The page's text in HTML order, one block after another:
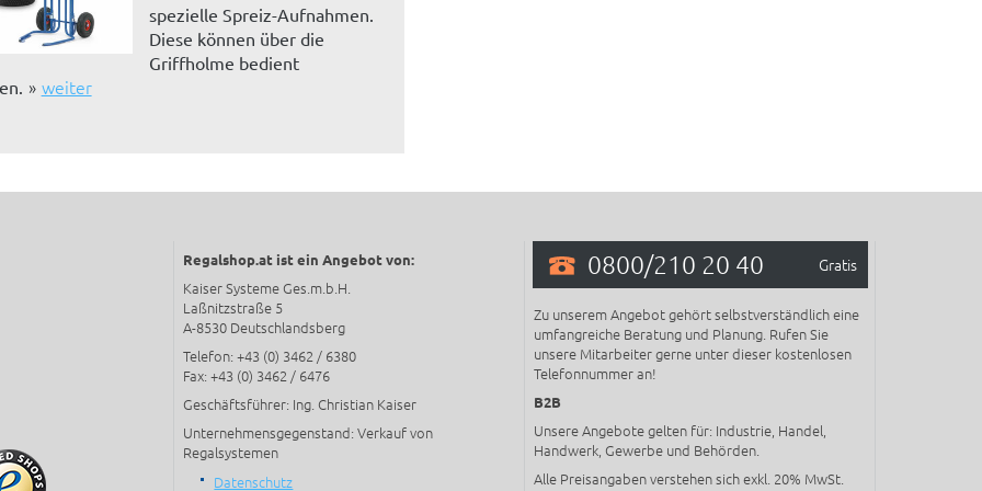
spezielle Spreiz-Aufnahmen.
Diese können über die
Griffholme bedient
weiter
Regalshop.at ist ein Angebot von:
Kaiser Systeme Ges.m.b.H.
Laßnitzstraße 5
A-8530 Deutschlandsberg
Telefon: +43 (0) 3462 / 6380
Fax: +43 (0) 3462 / 6476
Geschäftsführer: Ing. Christian Kaiser
Unternehmensgegenstand: Verkauf von
Regalsystemen
Datenschutz
0800/210 20 40 Gratis
Zu unserem Angebot gehört selbstverständlich eine
umfangreiche Beratung und Planung. Rufen Sie
unsere Mitarbeiter gerne unter dieser kostenlosen
Telefonnummer an!
B2B
Unsere Angebote gelten für: Industrie, Handel,
Handwerk, Gewerbe und Behörden.
Alle Preisangaben verstehen sich exkl. 20% MwSt.